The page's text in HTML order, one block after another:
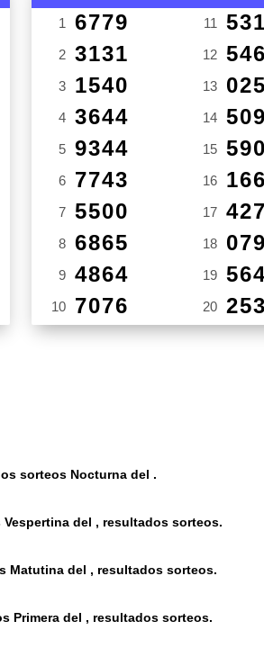
1 6779
2 3131
3 1540
4 3644
5 9344
6 7743
7 5500
8 6865
9 4864
10 7076
11
12
13
14
15
16
17
18
19
20
sorteos Nocturna del .
del , resultados sorteos.
Matutina del , resultados sorteos.
Primera del , resultados sorteos.